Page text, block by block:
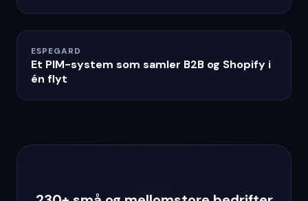
ESPEGARD
Et PIM-system som samler B2B og Shopify i
én flyt